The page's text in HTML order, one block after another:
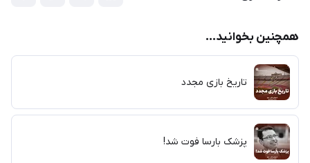
همچنین بخوانید...
تاریخ بازی مجدد
پزشک بارسا فوت شد!